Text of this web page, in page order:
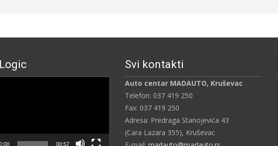
00:57
Svi kontakti
Auto centar MADAUTO, Kruševac
Telefon: 037 419 250
Fax: 037 419 250
Adresa: Predraga Stanojevića 43
(Cara Lazara 355), Kruševac